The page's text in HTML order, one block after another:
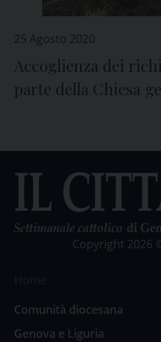
25 Agosto 2020
Accoglienza dei
parte della Chiesa
Copyright 2026
Comunità diocesana
Genova e Liguria